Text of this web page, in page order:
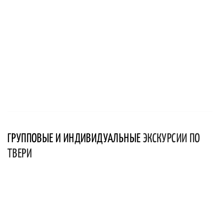
ГРУППОВЫЕ И ИНДИВИДУАЛЬНЫЕ ЭКСКУРСИИ ПО
ТВЕРИ